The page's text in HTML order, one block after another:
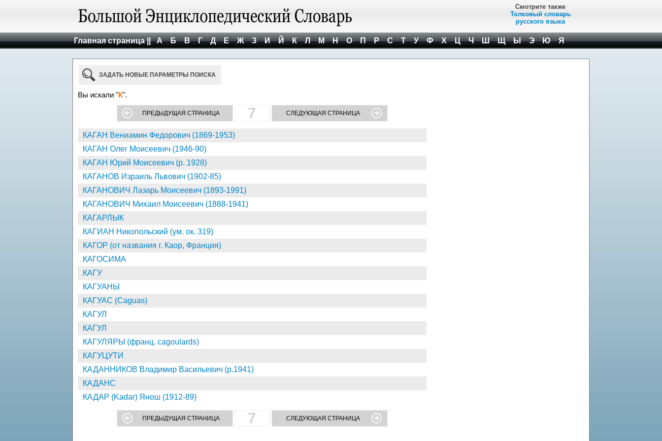
Смотрите также
Толковый словарь
русского языка
Главная страница || А Б В Г Д Е Ж З И Й К Л М Н О П Р С Т У Ф Х Ц Ч Ш Щ Ы Э Ю Я
ЗАДАТЬ НОВЫЕ ПАРАМЕТРЫ ПОИСКА
Вы искали "К".
ПРЕДЫДУЩАЯ СТРАНИЦА 7 СЛЕДУЮЩАЯ СТРАНИЦА
КАГАН Вениамин Федорович (1869-1953)
КАГАН Олег Моисеевич (1946-90)
КАГАН Юрий Моисеевич (р. 1928)
КАГАНОВ Израиль Львович (1902-85)
КАГАНОВИЧ Лазарь Моисеевич (1893-1991)
КАГАНОВИЧ Михаил Моисеевич (1888-1941)
КАГАРЛЫК
КАГИАН Никопольский (ум. ок. 319)
КАГОР (от названия г. Каор, Франция)
КАГОСИМА
КАГУ
КАГУАНЫ
КАГУАС (Caguas)
КАГУЛ
КАГУЛ
КАГУЛЯРЫ (франц. cagoulards)
КАГУЦУТИ
КАДАННИКОВ Владимир Васильевич (р.1941)
КАДАНС
КАДАР (Kadar) Янош (1912-89)
ПРЕДЫДУЩАЯ СТРАНИЦА 7 СЛЕДУЮЩАЯ СТРАНИЦА